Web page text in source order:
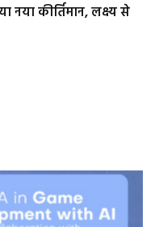
नया कीर्तिमान, लक्ष्य से